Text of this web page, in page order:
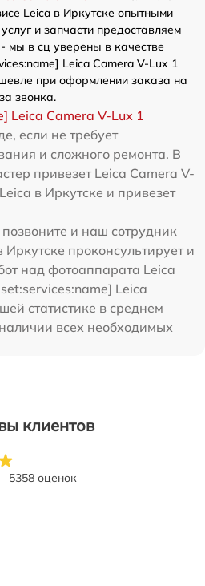
Leica в Иркутске опытными
и запчасти предоставляем
мы в сц уверены в качестве
Leica Camera V-Lux 1
при оформлении заказа на
звонка.
Leica Camera V-Lux 1
если не требует
и сложного ремонта. В
привезет Leica Camera V-
в Иркутске и привезет
и наш сотрудник
проконсультирует и
над фотоаппарата Leica
Leica
статистике в среднем
всех необходимых
клиентов
5358 оценок